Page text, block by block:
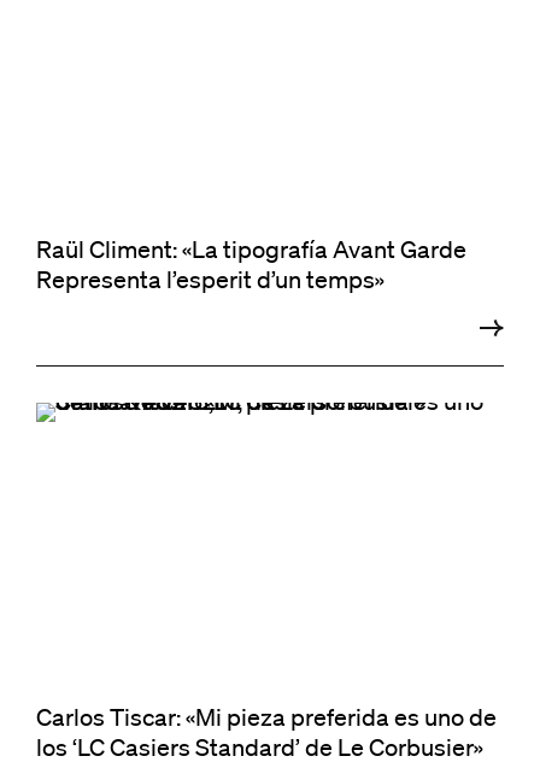
Raül Climent: «La tipografía Avant Garde
Representa l’esperit d’un temps»
Carlos Tiscar: «Mi pieza preferida es uno de
los ‘LC Casiers Standard’ de Le Corbusier»